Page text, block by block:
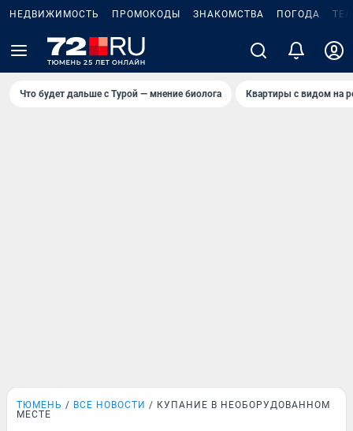
НЕДВИЖИМОСТЬ ПРОМОКОДЫ ЗНАКОМСТВА ПОГОДА
Что будет дальше с Турой — мнение биолога Квартиры с видом на
ТЮМЕНЬ ВСЕ НОВОСТИ
КУПАНИЕ В НЕОБОРУДОВАННОМ
МЕСТЕ